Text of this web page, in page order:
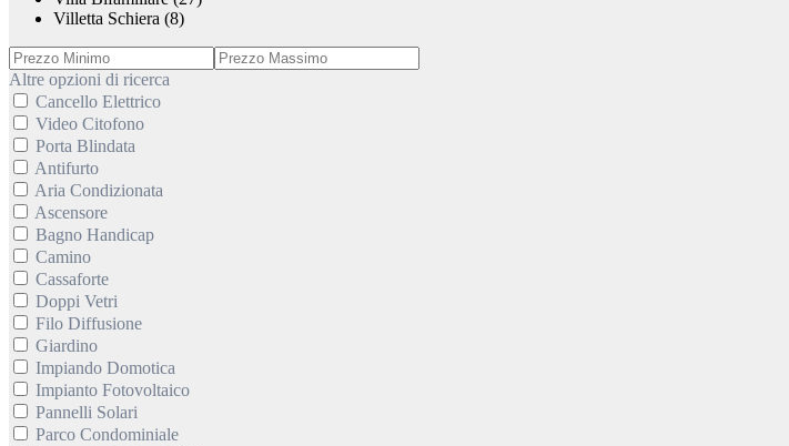
Villetta Schiera (8)
Altre opzioni di ricerca
Cancello Elettrico
Video Citofono
Porta Blindata
Antifurto
Aria Condizionata
Ascensore
Bagno Handicap
Camino
Cassaforte
Doppi Vetri
Filo Diffusione
Giardino
Impiando Domotica
Impianto Fotovoltaico
Pannelli Solari
Parco Condominiale